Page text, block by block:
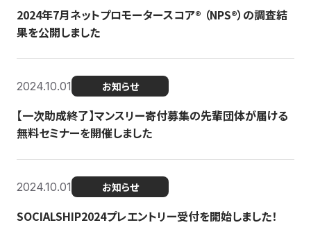
2024年7月ネットプロモータースコア®︎ （NPS®︎）の調査結
果を公開しました
2024.10.01 お知らせ
【一次助成終了】マンスリー寄付募集の先輩団体が届ける
無料セミナーを開催しました
2024.10.01 お知らせ
SOCIALSHIP2024プレエントリー受付を開始しました！